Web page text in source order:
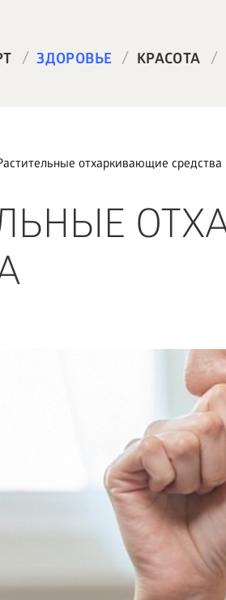
/ ЗДОРОВЬЕ / КРАСОТА /
отхаркивающие средства